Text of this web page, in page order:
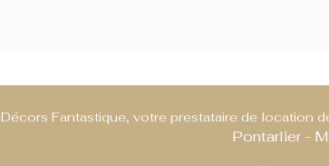
Décors Fantastique, votre prestataire de location
Pontarlier -